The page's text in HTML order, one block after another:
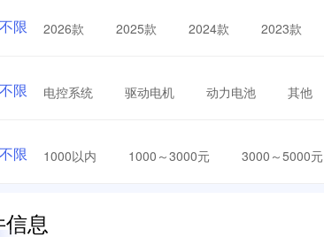
不限 2026款 2025款 2024款 2023款
不限 电控系统 驱动电机 动力电池 其他
不限 1000以内 1000～3000元 3000～5000元
信息